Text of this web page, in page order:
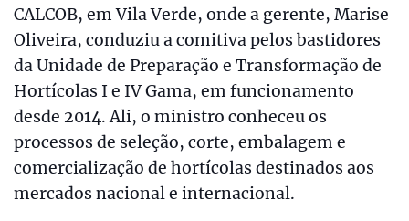
CALCOB, em Vila Verde, onde a gerente, Marise
Oliveira, conduziu a comitiva pelos bastidores
da Unidade de Preparação e Transformação de
Hortícolas I e IV Gama, em funcionamento
desde 2014. Ali, o ministro conheceu os
processos de seleção, corte, embalagem e
comercialização de hortícolas destinados aos
mercados nacional e internacional.